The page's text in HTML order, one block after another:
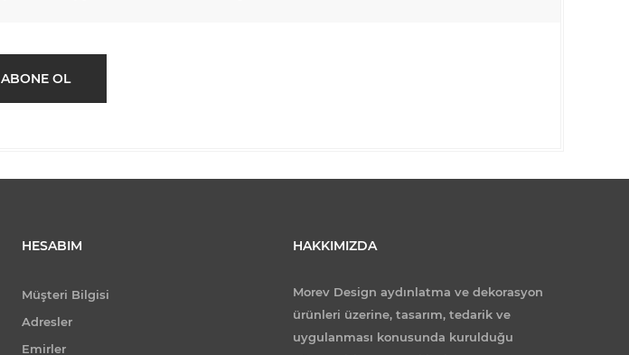
ABONE OL
HESABIM
Müşteri Bilgisi
Adresler
Emirler
HAKKIMIZDA
Morev Design aydınlatma ve dekorasyon
ürünleri üzerine, tasarım, tedarik ve
uygulanması konusunda kurulduğu